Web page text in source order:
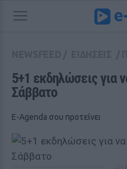
5+1 εκδηλώσεις για
Σάββατο
E-Agenda σου προτείνει